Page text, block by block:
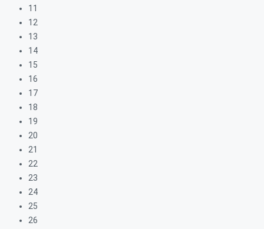
11
12
13
14
15
16
17
18
19
20
21
22
23
24
25
26